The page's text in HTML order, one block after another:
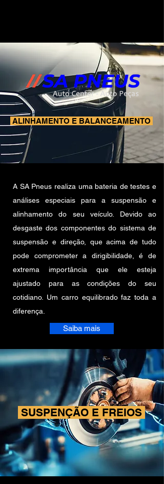
ALINHAMENTO E BALANCEAMENTO
A SA Pneus realiza uma bateria de testes e
análises especiais para a suspensão e
alinhamento do seu veículo. Devido ao
desgaste dos componentes do sistema de
suspensão e direção, que acima de tudo
pode comprometer a dirigibilidade, é de
extrema importância que ele esteja
ajustado para as condições do seu
cotidiano. Um carro equilibrado faz toda a
diferença.
Saiba mais
SUSPENÇÃO E FREIOS